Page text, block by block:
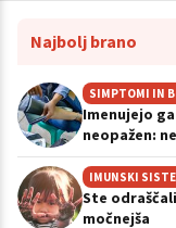
Najbolj brano
SIMPTOMI IN
Imenujejo
neopažen:
IMUNSKI
Ste
močnejša